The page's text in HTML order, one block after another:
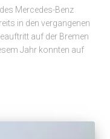
Mercedes-Benz
in den vergangenen
auf der Bremen
Jahr konnten auf